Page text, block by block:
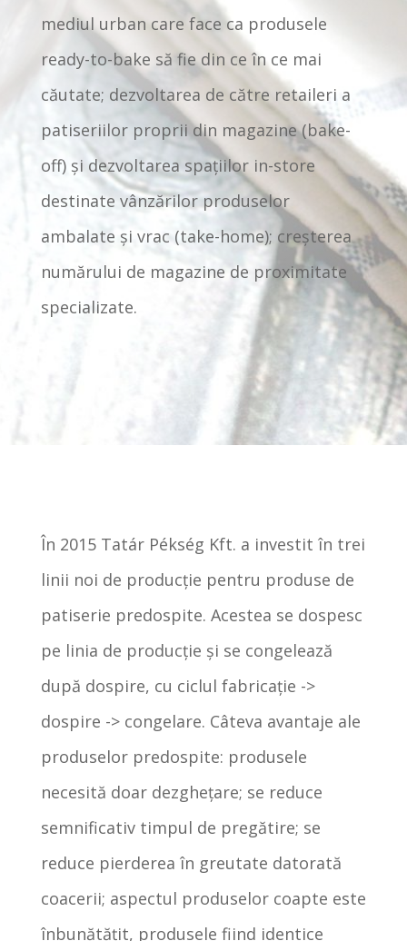
mediul urban care face ca produsele
ready-to-bake să fie din ce în ce mai
căutate; dezvoltarea de către retaileri a
patiseriilor proprii din magazine (bake-
off) şi dezvoltarea spaţiilor in-store
destinate vânzărilor produselor
ambalate și vrac (take-home); creșterea
numărului de magazine de proximitate
specializate.
În 2015 Tatár Pékség Kft. a investit în trei
linii noi de producție pentru produse de
patiserie predospite. Acestea se dospesc
pe linia de producție și se congelează
după dospire, cu ciclul fabricație ->
dospire -> congelare. Câteva avantaje ale
produselor predospite: produsele
necesită doar dezghețare; se reduce
semnificativ timpul de pregătire; se
reduce pierderea în greutate datorată
coacerii; aspectul produselor coapte este
înbunătățit, produsele fiind identice